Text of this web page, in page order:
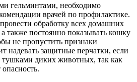
гельминтами, необходимо
врачей по профилактике.
обработку всех домашних
также постоянно показывать кошку
не пропустить признаки
надевать защитные перчатки, если
тушками диких животных, так как